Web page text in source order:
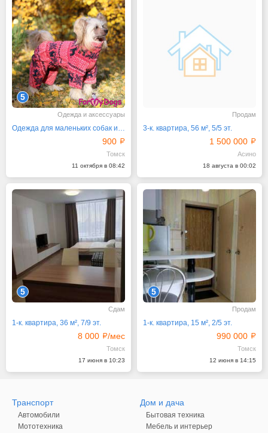
5
Одежда и аксессуары
Одежда для маленьких собак и кошек
900
Томск
11 октября в 08:42
Продам
3-к. квартира, 56 м², 5/5 эт.
1 500 000
Асино
18 августа в 00:02
5
Сдам
1-к. квартира, 36 м², 7/9 эт.
8 000 /мес
Томск
17 июня в 10:23
5
Продам
1-к. квартира, 15 м², 2/5 эт.
990 000
Томск
12 июня в 14:15
Транспорт
Автомобили
Мототехника
Дом и дача
Бытовая техника
Мебель и интерьер